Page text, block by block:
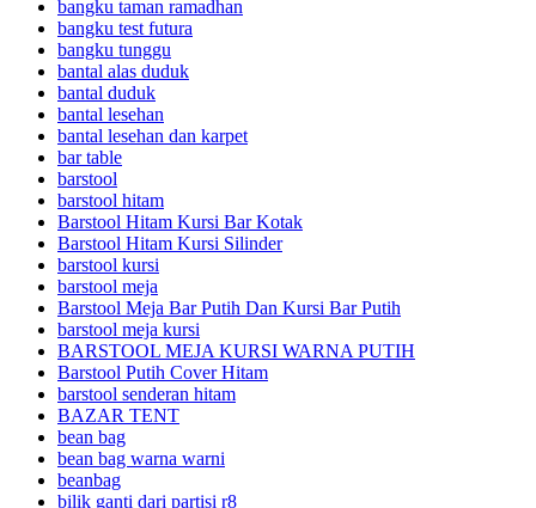
bangku taman ramadhan
bangku test futura
bangku tunggu
bantal alas duduk
bantal duduk
bantal lesehan
bantal lesehan dan karpet
bar table
barstool
barstool hitam
Barstool Hitam Kursi Bar Kotak
Barstool Hitam Kursi Silinder
barstool kursi
barstool meja
Barstool Meja Bar Putih Dan Kursi Bar Putih
barstool meja kursi
BARSTOOL MEJA KURSI WARNA PUTIH
Barstool Putih Cover Hitam
barstool senderan hitam
BAZAR TENT
bean bag
bean bag warna warni
beanbag
bilik ganti dari partisi r8